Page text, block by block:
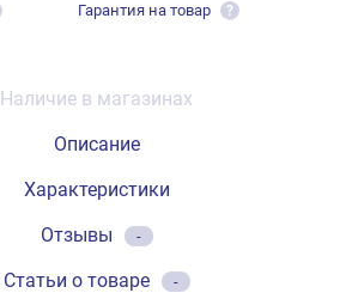
Гарантия на товар ?
Наличие в магазинах
Описание
Характеристики
Отзывы
-
Статьи о товаре -